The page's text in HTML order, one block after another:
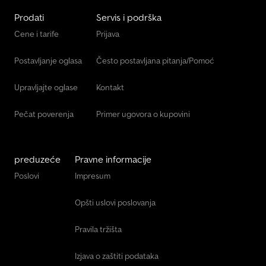
Prodati
Cene i tarife
Postavljanje oglasa
Upravljajte oglase
Pečat poverenja
Servis i podrška
Prijava
Često postavljana pitanja/Pomoć
Kontakt
Primer ugovora o kupovini
preduzeće
Poslovi
Pravne informacije
Impresum
Opšti uslovi poslovanja
Pravila tržišta
Izjava o zaštiti podataka